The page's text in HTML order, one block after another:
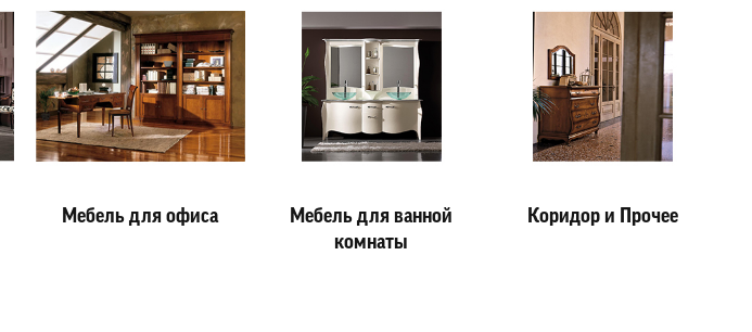
Мебель для офиса
Мебель для ванной
комнаты
Коридор и Прочее